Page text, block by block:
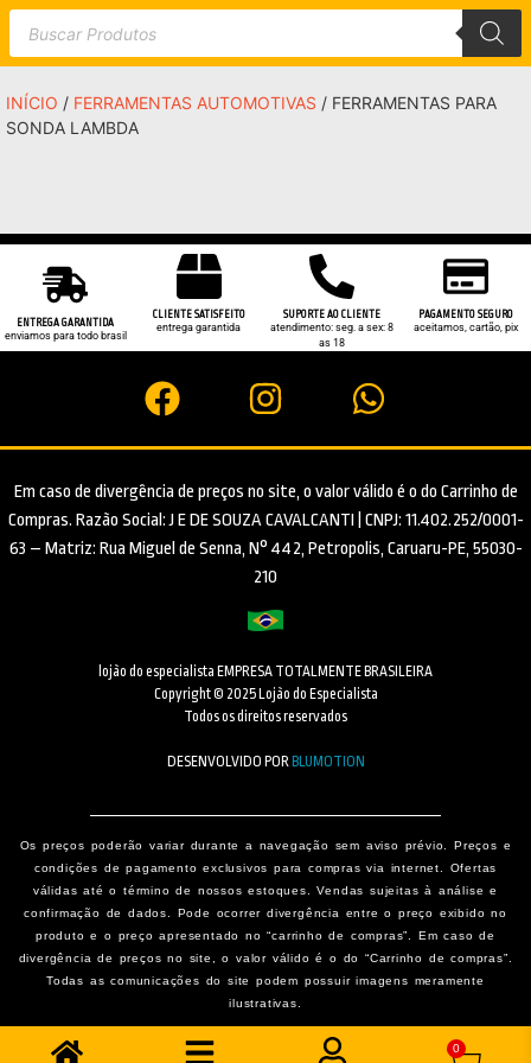
INÍCIO / FERRAMENTAS AUTOMOTIVAS / FERRAMENTAS PARA
SONDA LAMBDA
ENTREGA GARANTIDA
enviamos para todo brasil
CLIENTE SATISFEITO
entrega garantida
SUPORTE AO CLIENTE
atendimento: seg. a sex: 8
as 18
PAGAMENTO SEGURO
aceitamos, cartão, pix
Em caso de divergência de preços no site, o valor válido é o do Carrinho de
Compras. Razão Social: J E DE SOUZA CAVALCANTI | CNPJ: 11.402.252/0001-
63 – Matriz: Rua Miguel de Senna, N° 442, Petropolis, Caruaru-PE, 55030-
210
lojão do especialista EMPRESA TOTALMENTE BRASILEIRA
Copyright © 2025 Lojão do Especialista
Todos os direitos reservados
DESENVOLVIDO PORBLUMOTION
Os preços poderão variar durante a navegação sem aviso prévio. Preços e
condições de pagamento exclusivos para compras via internet. Ofertas
válidas até o término de nossos estoques. Vendas sujeitas à análise e
confirmação de dados. Pode ocorrer divergência entre o preço exibido no
produto e o preço apresentado no “carrinho de compras”. Em caso de
divergência de preços no site, o valor válido é o do “Carrinho de compras”.
Todas as comunicações do site podem possuir imagens meramente
ilustrativas.
0